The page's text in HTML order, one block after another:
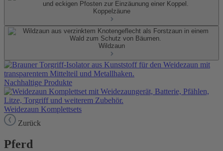
Koppelzäune
Wildzaun
Nachhaltige Produkte
Weidezaun Komplettsets
Zurück
Pferd